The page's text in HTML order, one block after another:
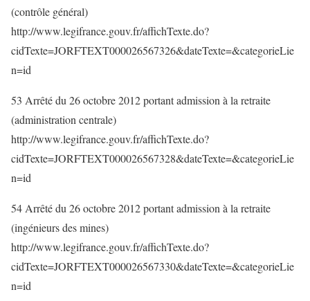
(contrôle général)
http://www.legifrance.gouv.fr/affichTexte.do?
cidTexte=JORFTEXT000026567326&dateTexte=&categorieLie
n=id
53 Arrêté du 26 octobre 2012 portant admission à la retraite
(administration centrale)
http://www.legifrance.gouv.fr/affichTexte.do?
cidTexte=JORFTEXT000026567328&dateTexte=&categorieLie
n=id
54 Arrêté du 26 octobre 2012 portant admission à la retraite
(ingénieurs des mines)
http://www.legifrance.gouv.fr/affichTexte.do?
cidTexte=JORFTEXT000026567330&dateTexte=&categorieLie
n=id